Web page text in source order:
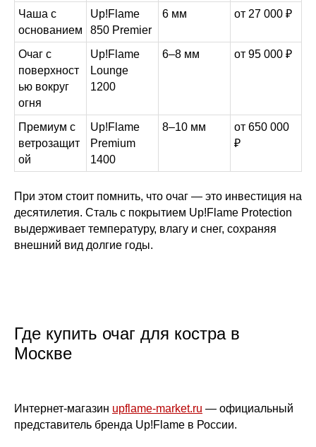
Чаша с
основанием
Up!Flame
850 Premier
6 мм от 27 000 ₽
Очаг с
поверхност
ью вокруг
огня
Up!Flame
Lounge
1200
6–8 мм от 95 000 ₽
Премиум с
ветрозащит
ой
Up!Flame
Premium
1400
8–10 мм
от 650 000
₽
При этом стоит помнить, что очаг — это инвестиция на
десятилетия. Сталь с покрытием Up!Flame Protection
выдерживает температуру, влагу и снег, сохраняя
внешний вид долгие годы.
Где купить очаг для костра в
Москве
Интернет-магазин upflame-market.ru — официальный
представитель бренда Up!Flame в России.